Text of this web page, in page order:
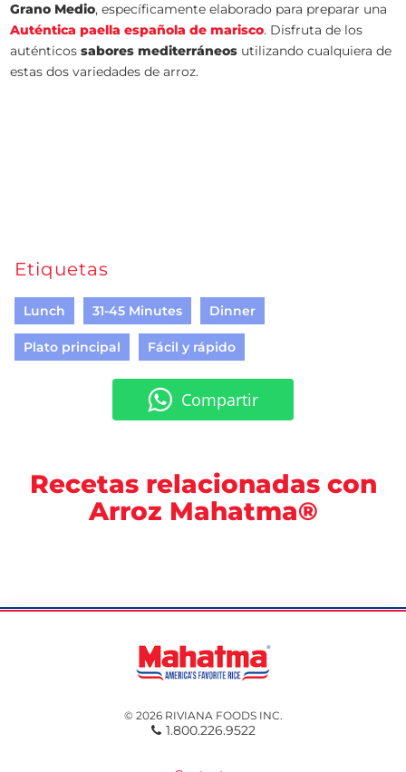
Grano Medio, específicamente elaborado para preparar una
Auténtica paella española de marisco. Disfruta de los
auténticossabores mediterráneos utilizando cualquiera de
estas dos variedades de arroz.
Etiquetas
Lunch 31-45 Minutes Dinner
Plato principal Fácil y rápido
Compartir
Recetas relacionadas con
Arroz Mahatma®
© 2026 RIVIANA FOODS INC.
1.800.226.9522